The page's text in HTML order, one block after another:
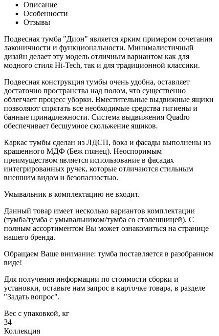
Описание
Особенности
Отзывы
Подвесная тумба "Дион" является ярким примером сочетания
лаконичности и функциональности. Минималистичный
дизайн делает эту модель отличным вариантом как для
модного стиля Hi-Tech, так и для традиционной классики.
Подвесная конструкция тумбы очень удобна, оставляет
достаточно пространства над полом, что существенно
облегчает процесс уборки. Вместительные выдвижные ящики
позволяют спрятать все необходимые средства гигиены и
банные принадлежности. Система выдвижения Quadro
обеспечивает бесшумное скольжение ящиков.
Каркас тумбы сделан из ЛДСП, бока и фасады выполнены из
крашенного МДФ (Беж глянец). Неоспоримым
преимуществом является использование в фасадах
интегрированных ручек, которые отличаются стильным
внешним видом и безопасностью.
Умывальник в комплектацию не входит.
Данный товар имеет несколько вариантов комплектации
(тумба/тумба с умывальником/тумба со столешницей). С
полным ассортиментом Вы может ознакомиться на странице
нашего бренда.
Обращаем Ваше внимание: тумба поставляется в разобранном
виде!
Для получения информации по стоимости сборки и
установки, оставьте нам запрос в карточке товара, в разделе
"Задать вопрос".
Вес с упаковкой, кг
34
Коллекция